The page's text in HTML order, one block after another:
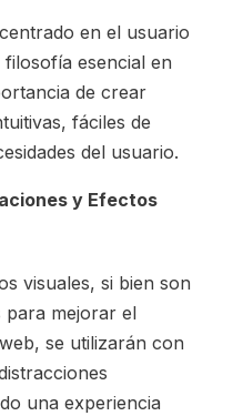
en el usuario
esencial en
de crear
fáciles de
del usuario.
y Efectos
visuales, si bien son
para mejorar el
se utilizarán con
una experiencia